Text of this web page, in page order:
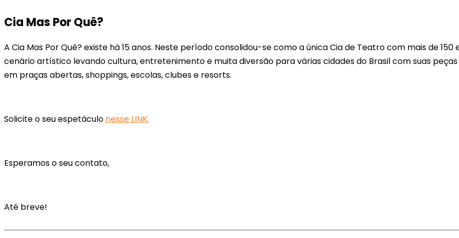
Cia Mas Por Quê?
A Cia Mas Por Quê? existe há 15 anos. Neste período consolidou-se como a única Cia de Teatro com mais de
cenário artístico levando cultura, entretenimento e muita diversão para várias cidades do Brasil com suas
em praças abertas, shoppings, escolas, clubes e resorts.
Solicite o seu espetáculo nesse LINK.
Esperamos o seu contato,
Até breve!